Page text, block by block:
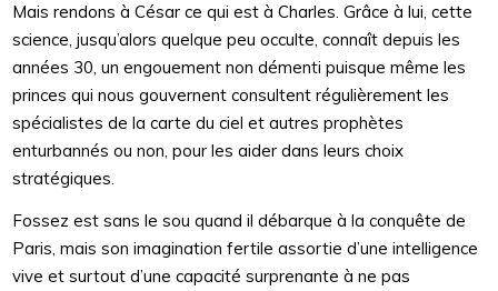
Mais rendons à César ce qui est à Charles. Grâce à lui, cette
science, jusqu’alors quelque peu occulte, connaît depuis les
années 30, un engouement non démenti puisque même les
princes qui nous gouvernent consultent régulièrement les
spécialistes de la carte du ciel et autres prophètes
enturbannés ou non, pour les aider dans leurs choix
stratégiques.
Fossez est sans le sou quand il débarque à la conquête de
Paris, mais son imagination fertile assortie d’une intelligence
vive et surtout d’une capacité surprenante à ne pas